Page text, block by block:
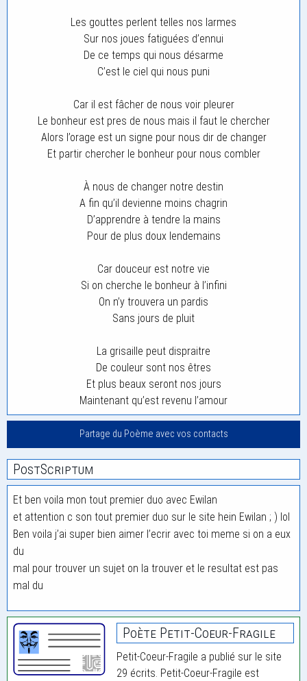
Les gouttes perlent telles nos larmes
Sur nos joues fatiguées d’ennui
De ce temps qui nous désarme
C’est le ciel qui nous puni
Car il est fâcher de nous voir pleurer
Le bonheur est pres de nous mais il faut le chercher
Alors l’orage est un signe pour nous dir de changer
Et partir chercher le bonheur pour nous combler
À nous de changer notre destin
A fin qu’il devienne moins chagrin
D’apprendre à tendre la mains
Pour de plus doux lendemains
Car douceur est notre vie
Si on cherche le bonheur à l’infini
On n’y trouvera un pardis
Sans jours de pluit
La grisaille peut dispraitre
De couleur sont nos êtres
Et plus beaux seront nos jours
Maintenant qu’est revenu l’amour
Partage du Poème avec vos contacts
PostScriptum
Et ben voila mon tout premier duo avec Ewilan
et attention c son tout premier duo sur le site hein Ewilan ; ) lol
Ben voila j’ai super bien aimer l’ecrir avec toi meme si on a eux
du
mal pour trouver un sujet on la trouver et le resultat est pas
mal du
Poète Petit-Coeur-Fragile
Petit-Coeur-Fragile a publié sur le site
29 écrits. Petit-Coeur-Fragile est